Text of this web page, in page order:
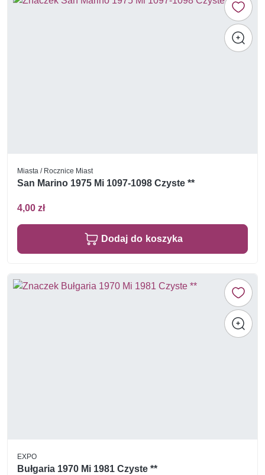
Miasta / Rocznice Miast
San Marino 1975 Mi 1097-1098 Czyste **
4,00 zł
Dodaj do koszyka
EXPO
Bułgaria 1970 Mi 1981 Czyste **